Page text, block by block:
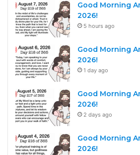
Good Morning
2026!
5 hours ago
Good Morning
2026!
1 day ago
Good Morning
2026!
2 days ago
Good Morning
2026!